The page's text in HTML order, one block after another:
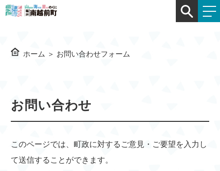
ホーム ＞ お問い合わせフォーム
お問い合わせ
このページでは、町政に対するご意見・ご要望を入力し
て送信することができます。